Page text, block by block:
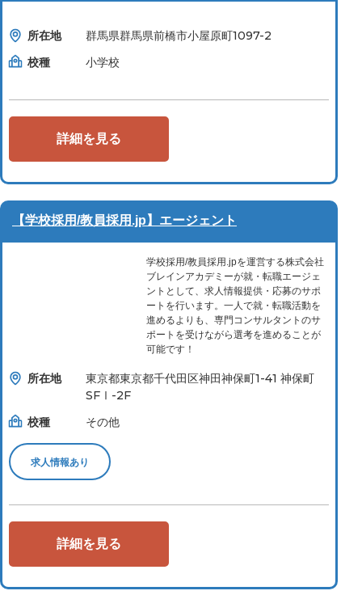
所在地
群馬県群⾺県前橋市⼩屋原町1097-2
校種
小学校
詳細を見る
【学校採用/教員採用.jp】エージェント
学校採用/教員採用.jpを運営する株式会社
ブレインアカデミーが就・転職エージェ
ントとして、求人情報提供・応募のサポ
ートを行います。一人で就・転職活動を
進めるよりも、専門コンサルタントのサ
ポートを受けながら選考を進めることが
可能です！
所在地
東京都東京都千代田区神田神保町1-41 神保町
SFⅠ-2F
校種
その他
求人情報あり
詳細を見る